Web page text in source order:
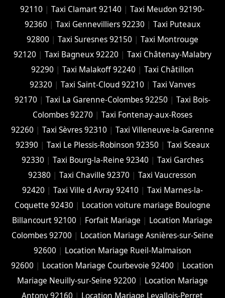
92110 |Taxi Clamart 92140 |Taxi Meudon 92190-
92360 | Taxi Gennevilliers 92230 | Taxi Puteaux
92800 | Taxi Suresnes 92150 | Taxi Montrouge
92120 | Taxi Bagneux 92220 | Taxi Châtenay-Malabry
92290 | Taxi Malakoff 92240 | Taxi Châtillon
92320 | Taxi Saint-Cloud 92210 | Taxi Vanves
92170 | Taxi La Garenne-Colombes 92250 | Taxi Bois-
Colombes 92270 | Taxi Fontenay-aux-Roses
92260 | Taxi Sèvres 92310 | Taxi Villeneuve-la-Garenne
92390 | Taxi Le Plessis-Robinson 92350 | Taxi Sceaux
92330 | Taxi Bourg-la-Reine 92340 | Taxi Garches
92380 |Taxi Chaville 92370 |Taxi Vaucresson
92420 | Taxi Ville d Avray 92410 | Taxi Marnes-la-
Coquette 92430 | Location voiture mariage Boulogne
Billancourt 92100 | Forfait Mariage | Location Mariage
Colombes 92700 | Location Mariage Asnières-sur-Seine
92600 | Location Mariage Rueil-Malmaison
92600 | Location Mariage Courbevoie 92400 | Location
Mariage Neuilly-sur-Seine 92200 | Location Mariage
Antony 92160 | Location Mariage Levallois-Perret